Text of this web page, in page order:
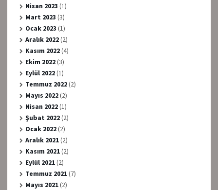
Nisan 2023 (1)
Mart 2023 (3)
Ocak 2023 (1)
Aralık 2022(2)
Kasım 2022(4)
Ekim 2022(3)
Eylül 2022(1)
Temmuz 2022(2)
Mayıs 2022(2)
Nisan 2022(1)
Şubat 2022(2)
Ocak 2022(2)
Aralık 2021(2)
Kasım 2021(2)
Eylül 2021(2)
Temmuz 2021(7)
Mayıs 2021(2)